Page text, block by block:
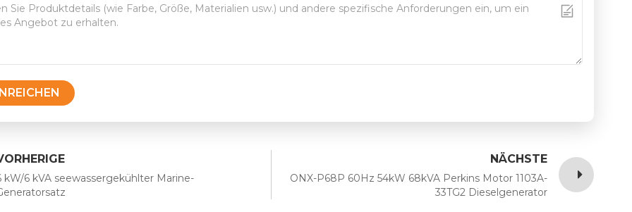
kW/6 kVA seewassergekühlter Marine-
NÄCHSTE
ONX-P68P 60Hz 54kW 68kVA Perkins Motor 1103A-
33TG2 Dieselgenerator